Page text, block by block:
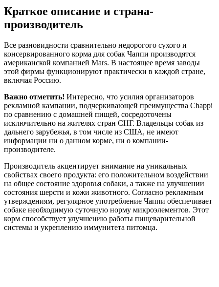
Краткое описание и страна-
производитель
Все разновидности сравнительно недорогого сухого и
консервированного корма для собак Чаппи производятся
американской компанией Mars. В настоящее время заводы
этой фирмы функционируют практически в каждой стране,
включая Россию.
Важно отметить! Интересно, что усилия организаторов
рекламной кампании, подчеркивающей преимущества Chappi
по сравнению с домашней пищей, сосредоточены
исключительно на жителях стран СНГ. Владельцы собак из
дальнего зарубежья, в том числе из США, не имеют
информации ни о данном корме, ни о компании-
производителе.
Производитель акцентирует внимание на уникальных
свойствах своего продукта: его положительном воздействии
на общее состояние здоровья собаки, а также на улучшении
состояния шерсти и кожи животного. Согласно рекламным
утверждениям, регулярное употребление Чаппи обеспечивает
собаке необходимую суточную норму микроэлементов. Этот
корм способствует улучшению работы пищеварительной
системы и укреплению иммунитета питомца.